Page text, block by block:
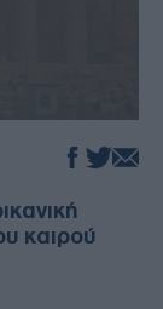
καιρού